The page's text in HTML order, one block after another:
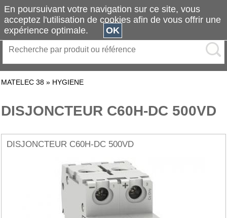
MATELEC 38 » HYGIENE
DISJONCTEUR C60H-DC 500VD
DISJONCTEUR C60H-DC 500VD
En poursuivant votre navigation sur ce site, vous
acceptez l'utilisation de cookies afin de vous offrir une
expérience optimale.
OK